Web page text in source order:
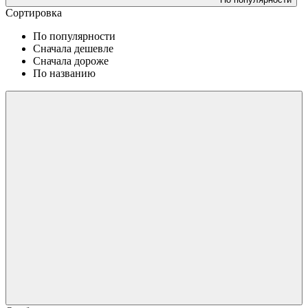
Сортировка
По популярности
Сначала дешевле
Сначала дороже
По названию